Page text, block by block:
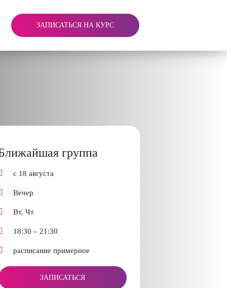
ЗАПИСАТЬСЯ НА КУРС
группа
с 18 августа
Вечер
Вт, Чт
18:30 – 21:30
расписание примерное
ЗАПИСАТЬСЯ